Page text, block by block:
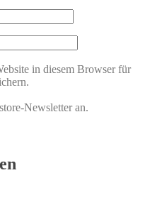
in diesem Browser für
Newsletter an.